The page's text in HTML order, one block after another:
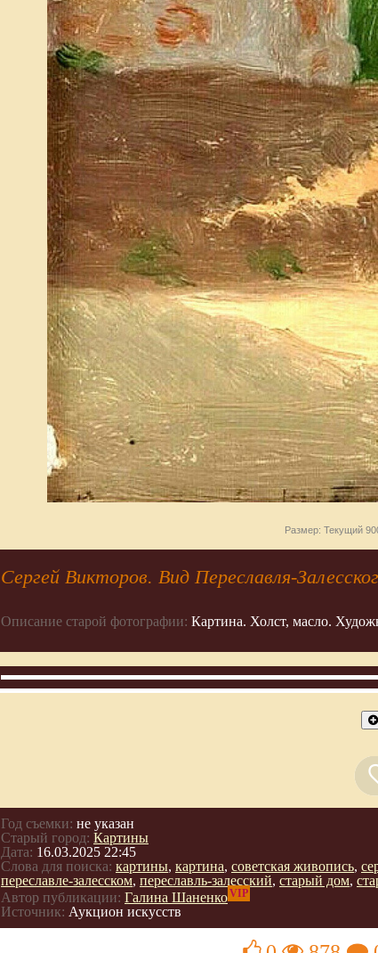
Размер: Текущий
Сергей Викторов. Вид Переславля-
Описание старой фотографии: Картина. Холст, масло.
Год съемки: не указан
Старый город: Картины
Дата: 16.03.2025 22:45
Слова для поиска: картины, картина, советская живопись,
переславле-залесском, переславль-залесский, старый дом,
Автор публикации: Галина ШаненкоVIP
Источник: Аукцион искусств